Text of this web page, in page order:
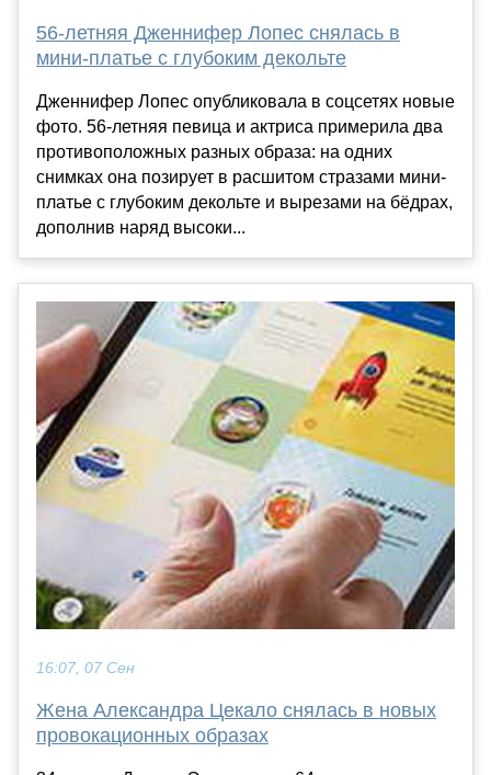
56-летняя Дженнифер Лопес снялась в
мини-платье с глубоким декольте
Дженнифер Лопес опубликовала в соцсетях новые
фото. 56-летняя певица и актриса примерила два
противоположных разных образа: на одних
снимках она позирует в расшитом стразами мини-
платье с глубоким декольте и вырезами на бёдрах,
дополнив наряд высоки...
16:07, 07 Сен
Жена Александра Цекало снялась в новых
провокационных образах